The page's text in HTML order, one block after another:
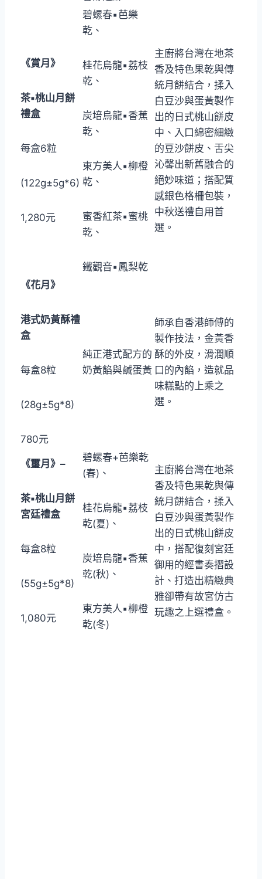
《賞月》
茶▪桃山月餅
禮盒
每盒6粒
(122g±5g*6)
1,280元
碧螺春▪芭樂
乾、
桂花烏龍▪荔枝
乾、
炭培烏龍▪香蕉
乾、
東方美人▪柳橙
乾、
蜜香紅茶▪蜜桃
乾、
鐵觀音▪鳳梨乾
主廚將台灣在地茶
香及特色果乾與傳
統月餅結合，揉入
白豆沙與蛋黃製作
出的日式桃山餅皮
中、入口綿密細緻
的豆沙餅皮、舌尖
沁馨出新舊融合的
絕妙味道；搭配質
感銀色格柵包裝，
中秋送禮自用首
選。
《花月》
港式奶黃酥禮
盒
每盒8粒
(28g±5g*8)
780元
純正港式配方的
奶黃餡與鹹蛋黃
師承自香港師傅的
製作技法，金黃香
酥的外皮，滑潤順
口的內餡，造就品
味糕點的上乘之
選。
《璽月》 –
茶▪桃山月餅
宮廷禮盒
每盒8粒
(55g±5g*8)
1,080元
碧螺春+芭樂乾
(春)、
桂花烏龍▪荔枝
乾(夏)、
炭培烏龍▪香蕉
乾(秋)、
東方美人▪柳橙
乾(冬)
主廚將台灣在地茶
香及特色果乾與傳
統月餅結合，揉入
白豆沙與蛋黃製作
出的日式桃山餅皮
中，搭配復刻宮廷
御用的經書奏摺設
計、打造出精緻典
雅卻帶有故宮仿古
玩趣之上選禮盒。